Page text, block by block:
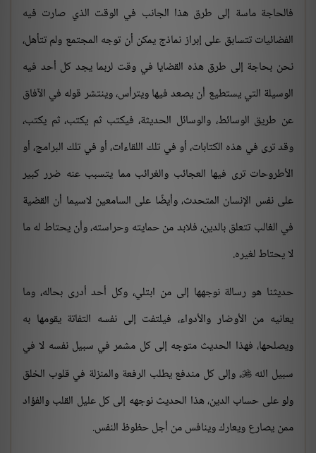
فالحاجة ماسة إلى طرق هذا الجانب في الوقت الذي صارت فيه
الفضائيات تتسابق على إبراز نماذج يمكن أن توجه المجتمع ولم تتأهل،
نحن بحاجة إلى طرق هذه القضايا في وقت لربما يجد كل أحد فيه
الوسيلة التي يستطيع أن يصعد فيها ويترأس، وينتشر قوله في الآفاق
عن طريق الوسائط، والوسائل الحديثة، فيكتب ثم يكتب، ثم يكتب،
وقد ترى في هذه الكتابات، أو في تلك اللقاءات، أو في تلك البرامج، أو
الأطروحات ترى فيها العجائب والغرائب مما يتسبب عنه ضرر كبير
على نفس الإنسان المتحدث، وأيضًا على السامعين لاسيما أن القضية
في الغالب تتعلق بالدين، فلابد من حمايته وحراسته، وأن يحتاط له ما
لا يحتاط لغيره.
حديثنا هو رسالة نوجهها إلى من ابتلي، وكل أحد أدرى بحاله، وما
يعانيه من الأوضار والأدواء، فيلتفت إلى نفسه التفاتة يقومها به
ويصلحها، فهذا الحديث متوجه إلى كل مشمر في سبيل نفسه لا في
سبيل الله، وإلى كل مندفع يطلب الرفعة والمنزلة في قلوب الخلق
ولو على حساب الدين، هذا الحديث نوجهه إلى كل عليل القلب والفؤاد
ممن يصارع ويعارك وينافس من أجل حظوظ النفس.